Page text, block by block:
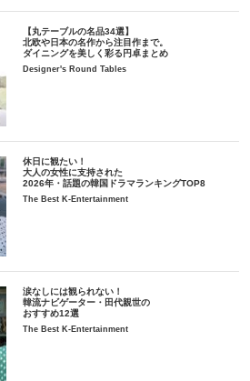
【丸テーブルの名品34選】
北欧や日本の名作から注目作まで。
ダイニングを美しく彩る円卓まとめ
Designer's Round Tables
休日に観たい！
大人の女性に支持された
2026年・話題の韓国ドラマランキングTOP8
The Best K-Entertainment
涙なしには観られない！
韓流ナビゲーター・田代親世の
おすすめ12選
The Best K-Entertainment